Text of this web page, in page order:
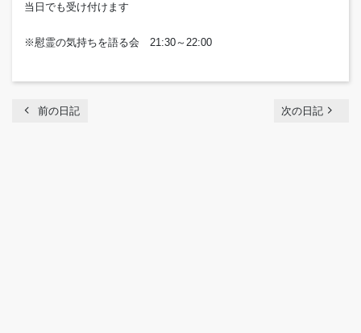
当日でも受け付けます
※慰霊の気持ちを語る会 21:30～22:00
chevron_left 前の日記 次の日記 navigate_next